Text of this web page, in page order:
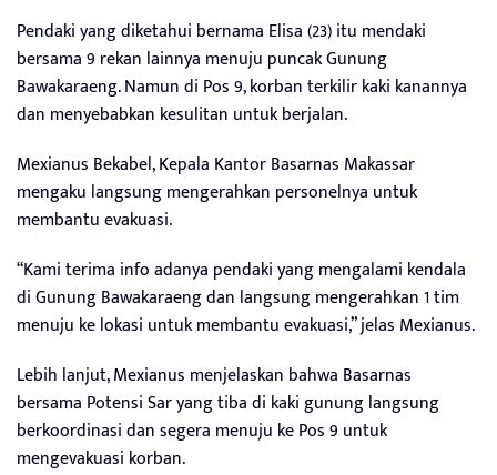
Pendaki yang diketahui bernama Elisa (23) itu mendaki
bersama 9 rekan lainnya menuju puncak Gunung
Bawakaraeng. Namun di Pos 9, korban terkilir kaki kanannya
dan menyebabkan kesulitan untuk berjalan.
Mexianus Bekabel, Kepala Kantor Basarnas Makassar
mengaku langsung mengerahkan personelnya untuk
membantu evakuasi.
“Kami terima info adanya pendaki yang mengalami kendala
di Gunung Bawakaraeng dan langsung mengerahkan 1 tim
menuju ke lokasi untuk membantu evakuasi,” jelas Mexianus.
Lebih lanjut, Mexianus menjelaskan bahwa Basarnas
bersama Potensi Sar yang tiba di kaki gunung langsung
berkoordinasi dan segera menuju ke Pos 9 untuk
mengevakuasi korban.